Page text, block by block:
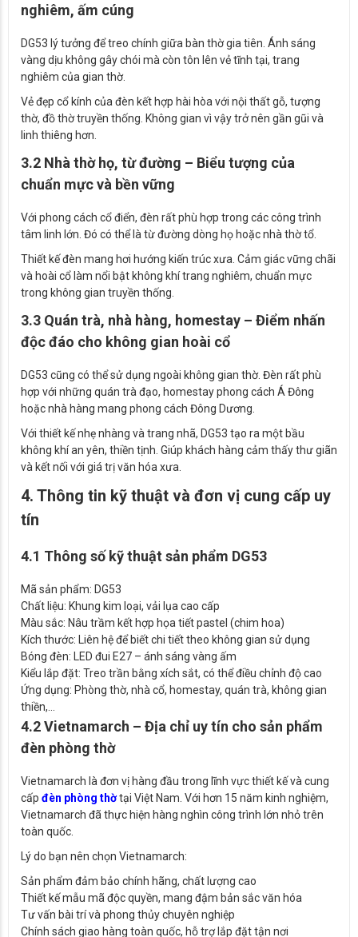
nghiêm, ấm cúng
DG53 lý tưởng để treo chính giữa bàn thờ gia tiên. Ánh sáng
vàng dịu không gây chói mà còn tôn lên vẻ tĩnh tại, trang
nghiêm của gian thờ.
Vẻ đẹp cổ kính của đèn kết hợp hài hòa với nội thất gỗ, tượng
thờ, đồ thờ truyền thống. Không gian vì vậy trở nên gần gũi và
linh thiêng hơn.
3.2 Nhà thờ họ, từ đường – Biểu tượng của
chuẩn mực và bền vững
Với phong cách cổ điển, đèn rất phù hợp trong các công trình
tâm linh lớn. Đó có thể là từ đường dòng họ hoặc nhà thờ tổ.
Thiết kế đèn mang hơi hướng kiến trúc xưa. Cảm giác vững chãi
và hoài cổ làm nổi bật không khí trang nghiêm, chuẩn mực
trong không gian truyền thống.
3.3 Quán trà, nhà hàng, homestay – Điểm nhấn
độc đáo cho không gian hoài cổ
DG53 cũng có thể sử dụng ngoài không gian thờ. Đèn rất phù
hợp với những quán trà đạo, homestay phong cách Á Đông
hoặc nhà hàng mang phong cách Đông Dương.
Với thiết kế nhẹ nhàng và trang nhã, DG53 tạo ra một bầu
không khí an yên, thiền tịnh. Giúp khách hàng cảm thấy thư giãn
và kết nối với giá trị văn hóa xưa.
4. Thông tin kỹ thuật và đơn vị cung cấp uy
tín
4.1 Thông số kỹ thuật sản phẩm DG53
Mã sản phẩm: DG53
Chất liệu: Khung kim loại, vải lụa cao cấp
Màu sắc: Nâu trầm kết hợp họa tiết pastel (chim hoa)
Kích thước: Liên hệ để biết chi tiết theo không gian sử dụng
Bóng đèn: LED đui E27 – ánh sáng vàng ấm
Kiểu lắp đặt: Treo trần bằng xích sắt, có thể điều chỉnh độ cao
Ứng dụng: Phòng thờ, nhà cổ, homestay, quán trà, không gian
thiền,…
4.2 Vietnamarch – Địa chỉ uy tín cho sản phẩm
đèn phòng thờ
Vietnamarch là đơn vị hàng đầu trong lĩnh vực thiết kế và cung
cấp đèn phòng thờtại Việt Nam. Với hơn 15 năm kinh nghiệm,
Vietnamarch đã thực hiện hàng nghìn công trình lớn nhỏ trên
toàn quốc.
Lý do bạn nên chọn Vietnamarch:
Sản phẩm đảm bảo chính hãng, chất lượng cao
Thiết kế mẫu mã độc quyền, mang đậm bản sắc văn hóa
Tư vấn bài trí và phong thủy chuyên nghiệp
Chính sách giao hàng toàn quốc, hỗ trợ lắp đặt tận nơi